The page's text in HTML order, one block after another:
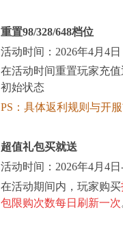
重置98/328/648档位
活动时间： 2026年4月 4日
在活动时间重置玩家充
初始状态
PS：具体返利规则与开
超值礼包买就送
活动时间： 2026年4月 4
在活动期间内，玩家购买
包限购次数每日刷新一次